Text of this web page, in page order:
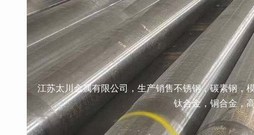
江苏太川金属有限公司，生产销售不锈钢，碳素钢，
钛合金，铜合金，